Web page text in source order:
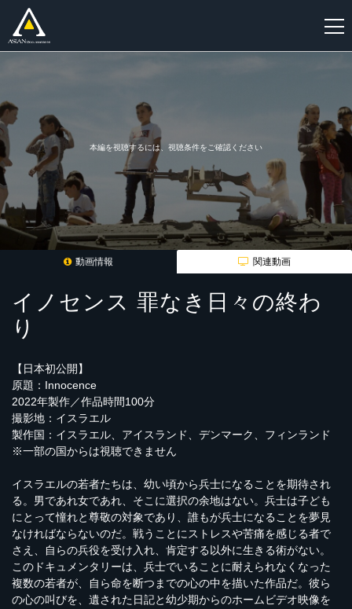
登
録
本編を視聴するには、視聴条件をご確認ください
動画情報 関連動画
イノセンス 罪なき日々の終わ
り
【日本初公開】
原題：Innocence
2022年製作／作品時間100分
撮影地：イスラエル
製作国：イスラエル、アイスランド、デンマーク、フィンランド
※一部の国からは視聴できません
イスラエルの若者たちは、幼い頃から兵士になることを期待され
る。男であれ女であれ、そこに選択の余地はない。兵士は子ども
にとって憧れと尊敬の対象であり、誰もが兵士になることを夢見
なければならないのだ。戦うことにストレスや苦痛を感じる者で
さえ、自らの兵役を受け入れ、肯定する以外に生きる術がない。
このドキュメンタリーは、兵士でいることに耐えられなくなった
複数の若者が、自ら命を断つまでの心の中を描いた作品だ。彼ら
の心の叫びを、遺された日記と幼少期からのホームビデオ映像を